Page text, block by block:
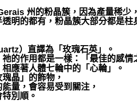
州的粉晶簇，因為產量稀少
明的都有，粉晶簇大部分都是
）直譯為「玫瑰石英」。
的作用都是一樣：「最佳的感情
相應著人體七輪中的「心輪」。
晶」的飾物，
量，會容易受到關注，
別順。